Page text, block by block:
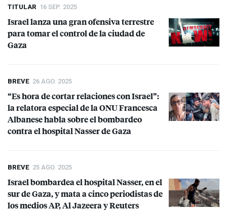
TITULAR 16 SEP. 2025
Israel lanza una gran ofensiva terrestre
para tomar el control de la ciudad de
Gaza
BREVE 26 AGO. 2025
“Es hora de cortar relaciones con Israel”:
la relatora especial de laONUFrancesca
Albanese habla sobre el bombardeo
contra el hospital Nasser de Gaza
BREVE 25 AGO. 2025
Israel bombardea el hospital Nasser, en el
sur de Gaza, y mata a cinco periodistas de
los medios AP, Al Jazeera y Reuters